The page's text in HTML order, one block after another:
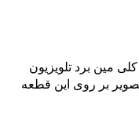
مین برد تلویزیون
بر روی این قطعه